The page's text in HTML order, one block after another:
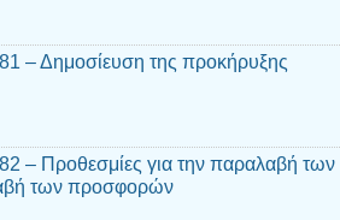
– Δημοσίευση της προκήρυξης
– Προθεσμίες για την παραλαβή των
των προσφορών